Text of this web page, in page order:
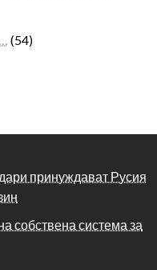
(54)
принуждават Русия
собствена система за